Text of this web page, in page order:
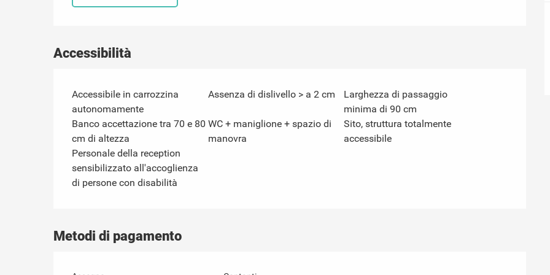
Accessibilità
Accessibile in carrozzina
autonomamente
Assenza di dislivello > a 2 cm
Larghezza di passaggio
minima di 90 cm
Banco accettazione tra 70 e 80
cm di altezza
WC + maniglione + spazio di
manovra
Sito, struttura totalmente
accessibile
Personale della reception
sensibilizzato all'accoglienza
di persone con disabilità
Metodi di pagamento